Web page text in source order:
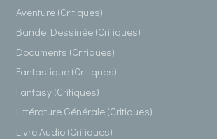
Aventure (Critiques)
Bande Dessinée (Critiques)
Documents (Critiques)
Fantastique (Critiques)
Fantasy (Critiques)
Littérature Générale (Critiques)
Livre Audio (Critiques)